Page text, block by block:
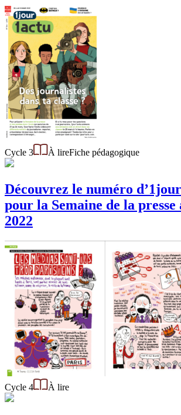
Cycle 3 À lireFiche pédagogique
Découvrez le numéro
pour la Semaine de la presse
2022
Cycle 4 À lire